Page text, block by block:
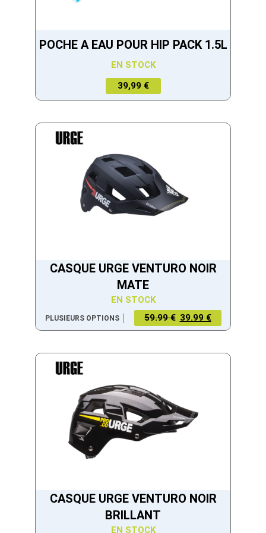
POCHE A EAU POUR HIP PACK 1.5L
EN STOCK
39,99 €
CASQUE URGE VENTURO NOIR
MATE
EN STOCK
PLUSIEURS OPTIONS 59.99 € 39.99 €
CASQUE URGE VENTURO NOIR
BRILLANT
EN STOCK